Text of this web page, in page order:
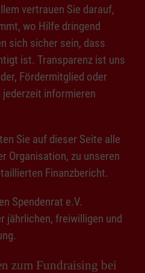
vertrauen Sie darauf,
wo Hilfe dringend
sich sicher sein, dass
ist. Transparenz ist uns
Fördermitglied oder
informieren
Sie auf dieser Seite alle
Organisation, zu unseren
Finanzbericht.
Spendenrat e.V.
jährlichen, freiwilligen und
zum Fundraising bei